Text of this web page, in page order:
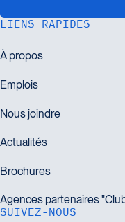
LIENS RAPIDES
SUIVEZ-NOUS